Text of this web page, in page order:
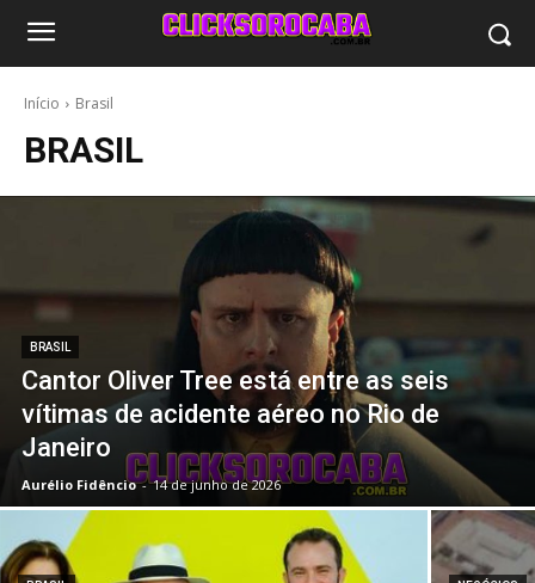
Início Brasil
BRASIL
BRASIL
Cantor Oliver Tree está entre as seis
vítimas de acidente aéreo no Rio de
Janeiro
Aurélio Fidêncio - 14 de junho de 2026